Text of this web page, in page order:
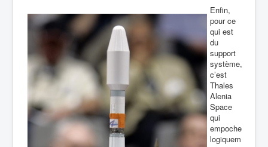
Enfin,
pour ce
qui est
du
support
système,
c’est
Thales
Alenia
Space
qui
empoche
logiquem